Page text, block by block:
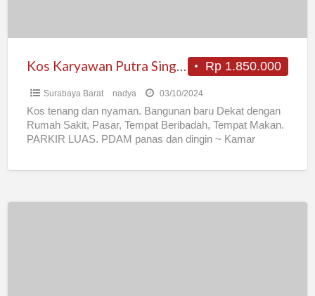
Rp 1.850.000
Kos Karyawan Putra Single Wiyung Surabaya Barat
Surabaya Barat nadya 03/10/2024
Kos tenang dan nyaman. Bangunan baru Dekat dengan
Rumah Sakit, Pasar, Tempat Beribadah, Tempat Makan.
PARKIR LUAS. PDAM panas dan dingin ~ Kamar